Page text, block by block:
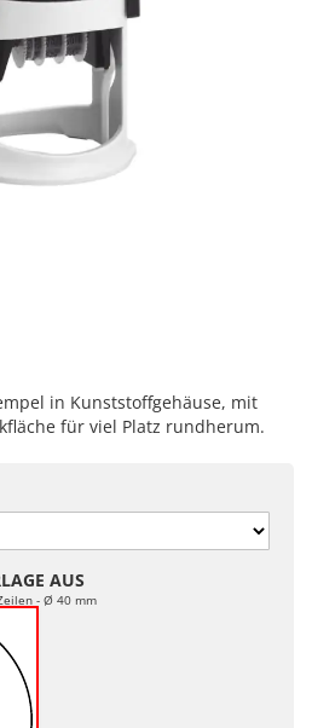
in Kunststoffgehäuse, mit
für viel Platz rundherum.
AUS
Ø 40 mm